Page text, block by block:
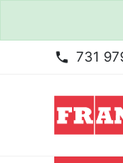
phone 731